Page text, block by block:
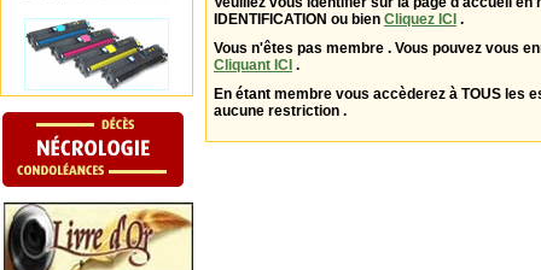
IDENTIFICATION ou bien Cliquez ICI .
Vous n'êtes pas membre . Vous pouvez vous
Cliquant ICI .
En étant membre vous accèderez à TOUS les
aucune restriction .